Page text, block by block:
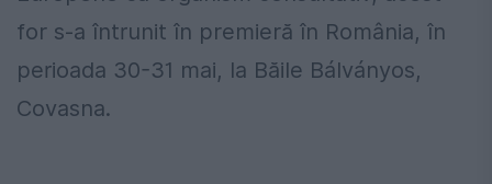
for s-a întrunit în premieră în România, în
perioada 30-31 mai, la Băile Bálványos,
Covasna.